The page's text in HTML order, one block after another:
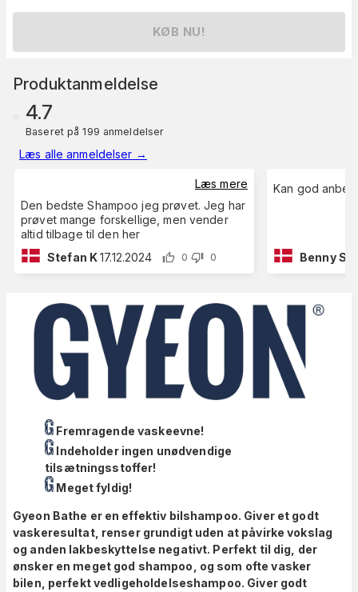
KØB NU!
Produktanmeldelse
4.7
Baseret på 199 anmeldelser
Læs alle anmeldelser →
Læs mere
Den bedste Shampoo jeg prøvet. Jeg har
prøvet mange forskellige, men vender
altid tilbage til den her
Stefan K17.12.2024 0 0
Kan god
Benny S
Fremragende vaskeevne!
Indeholder ingen unødvendige
tilsætningsstoffer!
Meget fyldig!
Gyeon Bathe er en effektiv bilshampoo. Giver et godt
vaskeresultat, renser grundigt uden at påvirke vokslag
og anden lakbeskyttelse negativt. Perfekt til dig, der
ønsker en meget god shampoo, og som ofte vasker
bilen, perfekt vedligeholdelseshampoo. Giver godt